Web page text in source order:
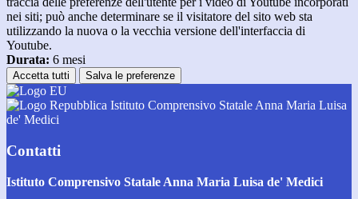
nei siti; può anche determinare se il visitatore del sito web sta
utilizzando la nuova o la vecchia versione dell'interfaccia di
Youtube.
Durata: 6 mesi
Accetta tutti Salva le preferenze
Istituto Comprensivo Statale Anna Maria Luisa
de' Medici
Contatti
Istituto Comprensivo Statale Anna Maria Luisa de' Medici